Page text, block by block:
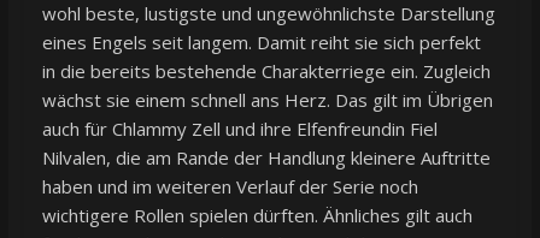
wohl beste, lustigste und ungewöhnlichste Darstellung
eines Engels seit langem. Damit reiht sie sich perfekt
in die bereits bestehende Charakterriege ein. Zugleich
wächst sie einem schnell ans Herz. Das gilt im Übrigen
auch für Chlammy Zell und ihre Elfenfreundin Fiel
Nilvalen, die am Rande der Handlung kleinere Auftritte
haben und im weiteren Verlauf der Serie noch
wichtigere Rollen spielen dürften. Ähnliches gilt auch